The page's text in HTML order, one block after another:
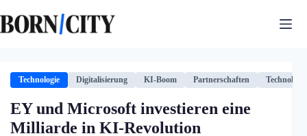
Inhalt
springen
Technologie Digitalisierung KI-Boom Partnerschaften Technologie
EY und Microsoft investieren eine
Milliarde in KI-Revolution